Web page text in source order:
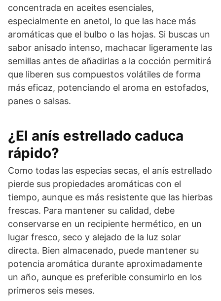
concentrada en aceites esenciales,
especialmente en anetol, lo que las hace más
aromáticas que el bulbo o las hojas. Si buscas un
sabor anisado intenso, machacar ligeramente las
semillas antes de añadirlas a la cocción permitirá
que liberen sus compuestos volátiles de forma
más eficaz, potenciando el aroma en estofados,
panes o salsas.
¿El anís estrellado caduca
rápido?
Como todas las especias secas, el anís estrellado
pierde sus propiedades aromáticas con el
tiempo, aunque es más resistente que las hierbas
frescas. Para mantener su calidad, debe
conservarse en un recipiente hermético, en un
lugar fresco, seco y alejado de la luz solar
directa. Bien almacenado, puede mantener su
potencia aromática durante aproximadamente
un año, aunque es preferible consumirlo en los
primeros seis meses.